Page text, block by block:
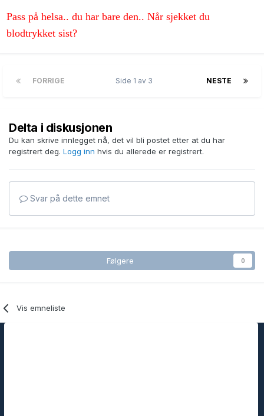
Pass på helsa.. du har bare den.. Når sjekket du
blodtrykket sist?
FORRIGE NESTE
Side 1 av 3
Delta i diskusjonen
Du kan skrive innlegget nå, det vil bli postet etter at du har
registrert deg. Logg inn hvis du allerede er registrert.
Svar på dette emnet
Følgere 0
Vis emneliste